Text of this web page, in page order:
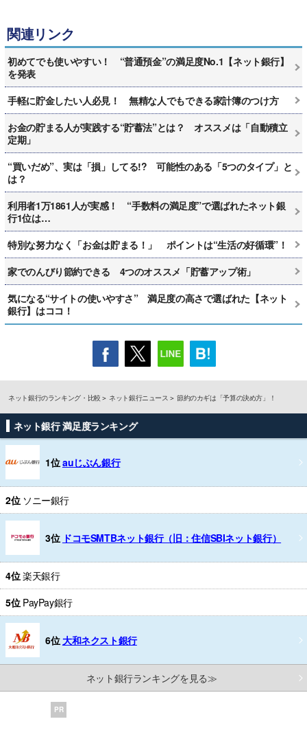
関連リンク
初めてでも使いやすい！ “普通預金”の満足度No.1【ネット銀行】
を発表
手軽に貯金したい人必見！ 無精な人でもできる家計簿のつけ方
お金の貯まる人が実践する“貯蓄法”とは？ オススメは「自動積立
定期」
“買いだめ”、実は「損」してる!? 可能性のある「5つのタイプ」と
は？
利用者1万1861人が実感！ “手数料の満足度”で選ばれたネット銀
行1位は…
特別な努力なく「お金は貯まる！」 ポイントは“生活の好循環”！
家でのんびり節約できる 4つのオススメ「貯蓄アップ術」
気になる“サイトの使いやすさ” 満足度の高さで選ばれた【ネット
銀行】はココ！
ネット銀行のランキング・比較 ネット銀行ニュース 節約のカギは「予算の決め方」！
ネット銀行 満足度ランキング
1位auじぶん銀行
2位 ソニー銀行
3位 ドコモSMTBネット銀行（旧：住信SBIネット銀行）
4位楽天銀行
5位 PayPay銀行
6位 大和ネクスト銀行
ネット銀行ランキングを見る≫
PR